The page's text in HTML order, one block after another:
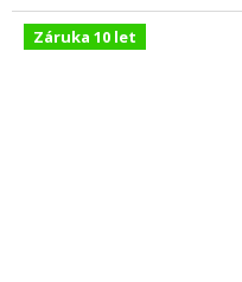
Záruka 10 let